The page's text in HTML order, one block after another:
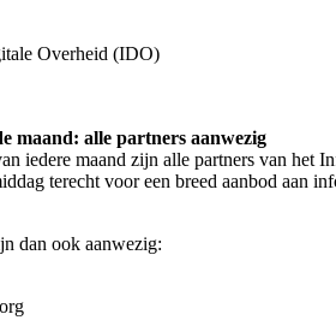
Overheid (IDO)
maand: alle partners aanwezig
iedere maand zijn alle partners van het
terecht voor een breed aanbod aan
dan ook aanwezig: